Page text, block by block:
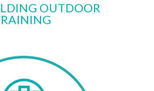
OUTDOOR